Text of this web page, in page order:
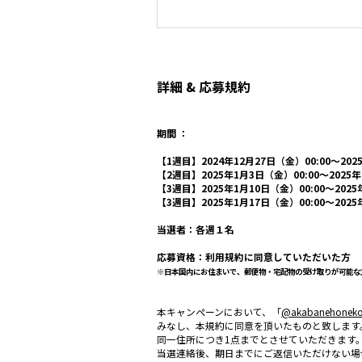
詳細 & 応募規約
期間 ：
【1週目】2024年12月27日（金）00:00〜
【2週目】2025年1月3日（金）00:00〜2025
【3週目】2025年1月10日（金）00:00〜
【3週目】2025年1月17日（金）00:00〜
当選者：各週１名
応募資格：利用規約に同意していただいた方
※日本国内にお住まいで、郵便物・宅配物の受け取りが可能
本キャンペーンにおいて、「
みなし、本規約に同意を頂いたものと致しま
同一住所につき1点までとさせていただきま
当選連絡後、期日までにご返信いただけない